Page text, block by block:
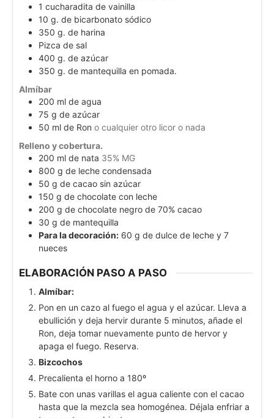
1 cucharadita de vainilla
10 g. de bicarbonato sódico
350 g. de harina
Pizca de sal
400 g. de azúcar
350 g. de mantequilla en pomada.
Almíbar
200 ml de agua
75 g de azúcar
50 ml de Ron o cualquier otro licor o nada
Relleno y cobertura.
200 ml de nata 35% MG
800 g de leche condensada
50 g de cacao sin azúcar
150 g de chocolate con leche
200 g de chocolate negro de 70% cacao
30 g de mantequilla
Para la decoración: 60 g de dulce de leche y 7
nueces
ELABORACIÓN PASO A PASO
Almíbar:
Pon en un cazo al fuego el agua y el azúcar. Lleva a
ebullición y deja hervir durante 5 minutos, añade el
Ron, deja tomar nuevamente punto de hervor y
apaga el fuego. Reserva.
Bizcochos
Precalienta el horno a 180º
Bate con unas varillas el agua caliente con el cacao
hasta que la mezcla sea homogénea. Déjala enfriar a